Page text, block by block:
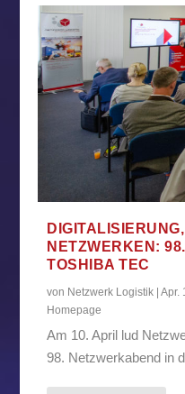
NETZWERKEN:
TOSHIBA TEC
von Netzwerk Logistik |Apr.
Homepage
Am 10. April lud
98. Netzwerkabend in